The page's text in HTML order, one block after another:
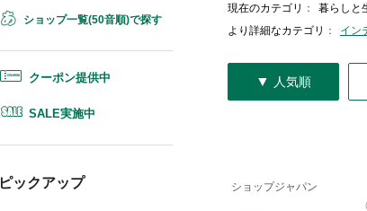
ショップ一覧(50音順)で探す
クーポン提供中
SALE実施中
ピックアップ
現在のカテゴリ ：
暮らしと
より詳細なカテゴリ ： イン
▼ 人気順
ショップジャパン